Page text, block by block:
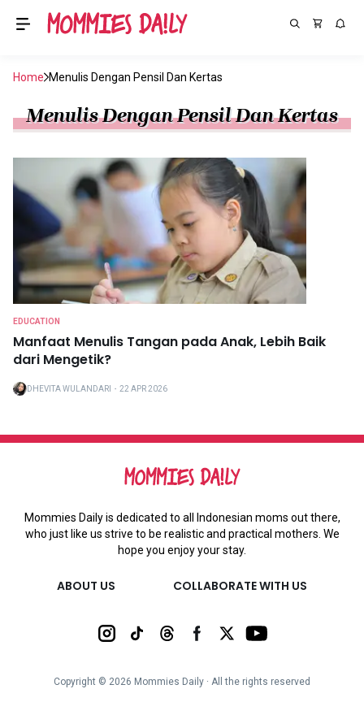
Home Menulis Dengan Pensil Dan Kertas
Menulis Dengan Pensil Dan Kertas
EDUCATION
Manfaat Menulis Tangan pada Anak, Lebih Baik
dari Mengetik?
DHEVITA WULANDARI ・ 22 APR 2026
Mommies Daily is dedicated to all Indonesian moms out there,
who just like us strive to be realistic and practical mothers. We
hope you enjoy your stay.
ABOUT US COLLABORATE WITH US
Copyright © 2026 Mommies Daily ∙ All the rights reserved